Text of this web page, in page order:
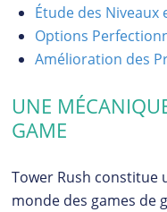
Étude des Niveaux
Options
Amélioration des
UNE
GAME
Tower Rush constitue
monde des games de